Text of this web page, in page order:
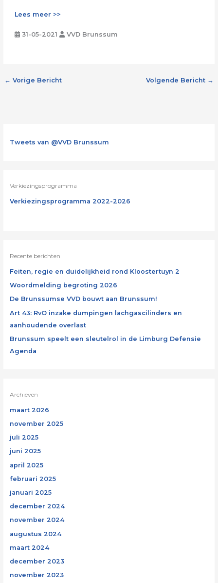
Lees meer >>
31-05-2021 VVD Brunssum
← Vorige Bericht Volgende Bericht →
Tweets van @VVD Brunssum
Verkiezingsprogramma
Verkiezingsprogramma 2022-2026
Recente berichten
Feiten, regie en duidelijkheid rond Kloostertuyn 2
Woordmelding begroting 2026
De Brunssumse VVD bouwt aan Brunssum!
Art 43: RvO inzake dumpingen lachgascilinders en
aanhoudende overlast
Brunssum speelt een sleutelrol in de Limburg Defensie
Agenda
Archieven
maart 2026
november 2025
juli 2025
juni 2025
april 2025
februari 2025
januari 2025
december 2024
november 2024
augustus 2024
maart 2024
december 2023
november 2023